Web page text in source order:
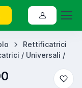
Rettificatrici
/ Universali /